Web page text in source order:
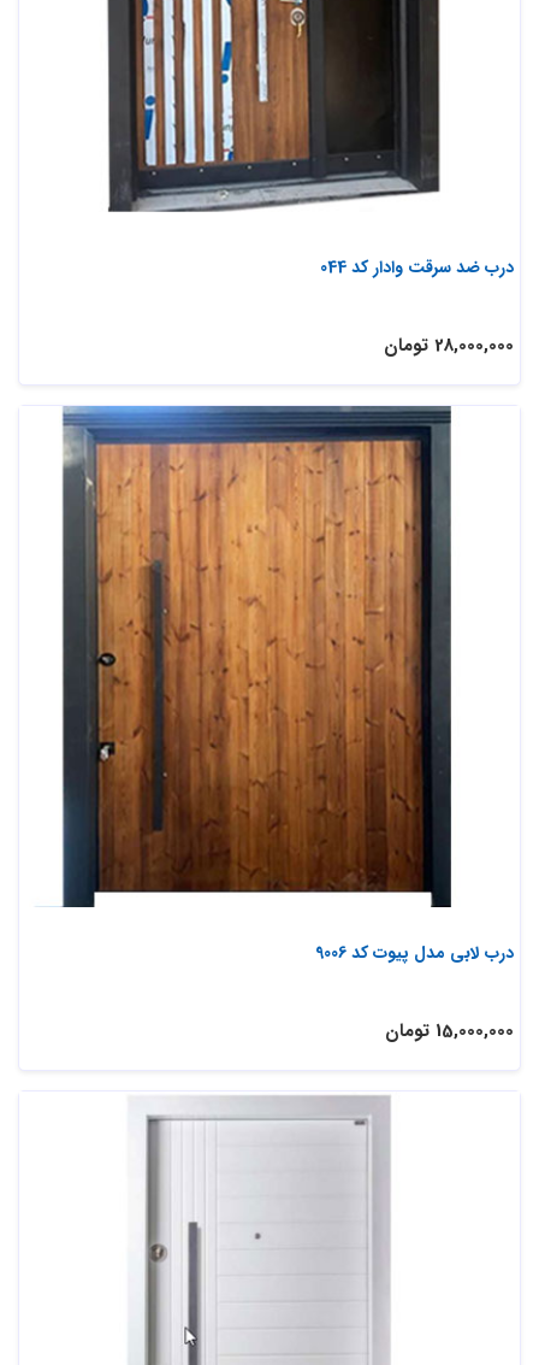
درب ضد سرقت وادار کد 044
28,000,000 تومان
درب لابی مدل پیوت کد 9006
15,000,000 تومان